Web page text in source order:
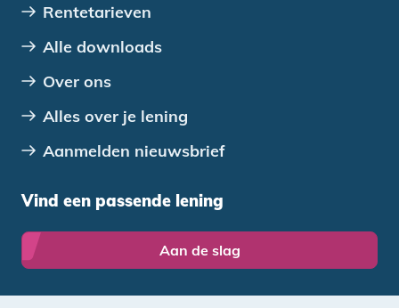
Rentetarieven
Alle downloads
Over ons
Alles over je lening
Aanmelden nieuwsbrief
Vind een passende lening
Aan de slag